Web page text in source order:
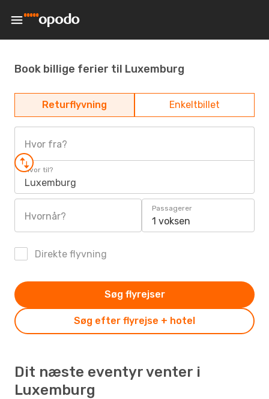
Book billige ferier til Luxemburg
Returflyvning Enkeltbillet
Hvor fra?
Hvor til?
Luxemburg
Hvornår?
Passagerer
1 voksen
Direkte flyvning
Søg efter flyrejse + hotel
Søg flyrejser
Dit næste eventyr venter i
Luxemburg